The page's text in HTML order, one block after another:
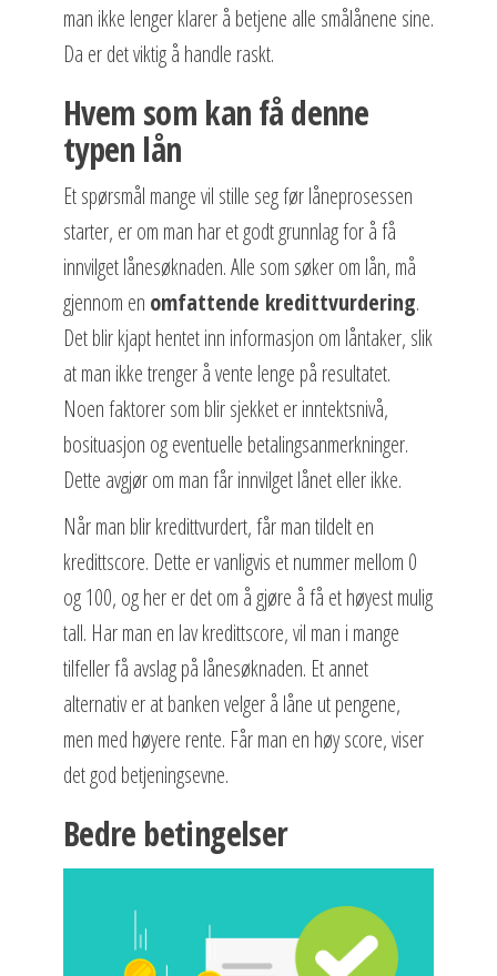
man ikke lenger klarer å betjene alle smålånene sine.
Da er det viktig å handle raskt.
Hvem som kan få denne
typen lån
Et spørsmål mange vil stille seg før låneprosessen
starter, er om man har et godt grunnlag for å få
innvilget lånesøknaden. Alle som søker om lån, må
gjennom en omfattende kredittvurdering.
Det blir kjapt hentet inn informasjon om låntaker, slik
at man ikke trenger å vente lenge på resultatet.
Noen faktorer som blir sjekket er inntektsnivå,
bosituasjon og eventuelle betalingsanmerkninger.
Dette avgjør om man får innvilget lånet eller ikke.
Når man blir kredittvurdert, får man tildelt en
kredittscore. Dette er vanligvis et nummer mellom 0
og 100, og her er det om å gjøre å få et høyest mulig
tall. Har man en lav kredittscore, vil man i mange
tilfeller få avslag på lånesøknaden. Et annet
alternativ er at banken velger å låne ut pengene,
men med høyere rente. Får man en høy score, viser
det god betjeningsevne.
Bedre betingelser